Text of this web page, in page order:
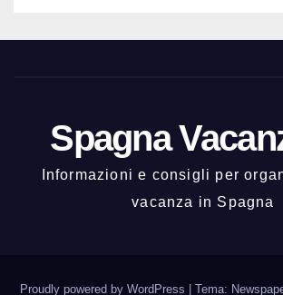
Spagna
Informazioni e consigli per
vacanza in Spagna
Proudly powered by WordPress | Tema: